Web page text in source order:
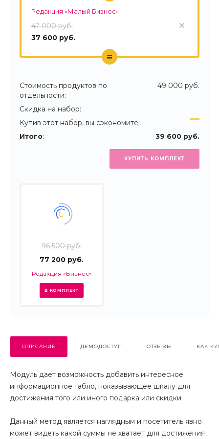
Редакция «Малый Бизнес»
47 000 руб.
37 600 руб.
=
Стоимость продуктов по
отдельности:
49 000 руб.
Скидка на набор:
Купив этот набор, вы сэкономите:
Итого: 39 600 руб.
КУПИТЬ КОМПЛЕКТ
96 500 руб.
77 200 руб.
Редакция «Бизнес»
В КОМПЛЕКТ
ОПИСАНИЕ ДЕМОДОСТУП ОТЗЫВЫ КАК
Модуль дает возможность добавить интересное
информационное табло, показывающее шкалу для
достижения того или иного подарка или скидки.
Данный метод является наглядным и посетитель явно
может видеть какой суммы не хватает для достижения